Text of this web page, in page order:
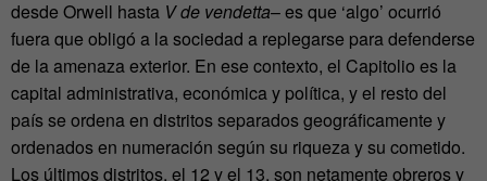
desde Orwell hasta V de vendetta– es que ‘algo’ ocurrió
fuera que obligó a la sociedad a replegarse para defenderse
de la amenaza exterior. En ese contexto, el Capitolio es la
capital administrativa, económica y política, y el resto del
país se ordena en distritos separados geográficamente y
ordenados en numeración según su riqueza y su cometido.
Los últimos distritos, el 12 y el 13, son netamente obreros y